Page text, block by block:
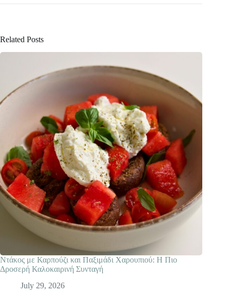
Related Posts
Ντάκος με Καρπούζι και Παξιμάδι Χαρουπιού: Η Πιο
Δροσερή Καλοκαιρινή Συνταγή
July 29, 2026